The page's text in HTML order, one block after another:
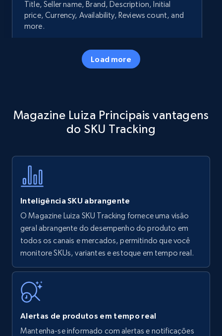
Title, Seller name, Brand, Description, Initial
price, Currency, Availability, Reviews count, and
more.
5.7K+ Comece agora
specific keywords
Title, Seller name, Brand, Description, Initial
Amazon products - find products by using
upc numbers
Title, Seller name, Brand, Description, Initial
price, Currency, Availability, Reviews count, and
35.3K+
Load more
Magazine Luiza Principais vantagens
do SKU Tracking
Inteligência SKU abrangente
O Magazine Luiza SKU Tracking fornece uma visão
geral abrangente do desempenho do produto em
todos os canais e mercados, permitindo que você
monitore SKUs, variantes e estoque em tempo real.
Alertas de produtos em tempo real
Mantenha-se informado com alertas e notificações